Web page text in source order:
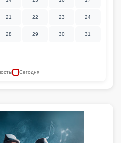
21 22 23 24
28 29 30 31
Сегодня